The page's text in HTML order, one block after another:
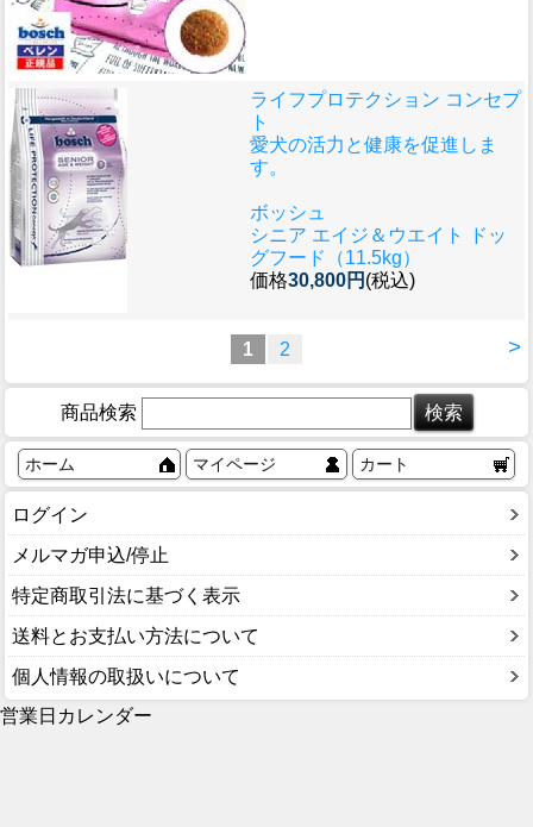
ライフプロテクション コンセプ
ト
愛犬の活力と健康を促進しま
す。
ボッシュ
シニア エイジ＆ウエイト ドッ
グフード（11.5kg）
価格30,800円 (税込)
>
1 2
商品検索
ホーム マイページ カート
ログイン
メルマガ申込/停止
特定商取引法に基づく表示
送料とお支払い方法について
個人情報の取扱いについて
営業日カレンダー